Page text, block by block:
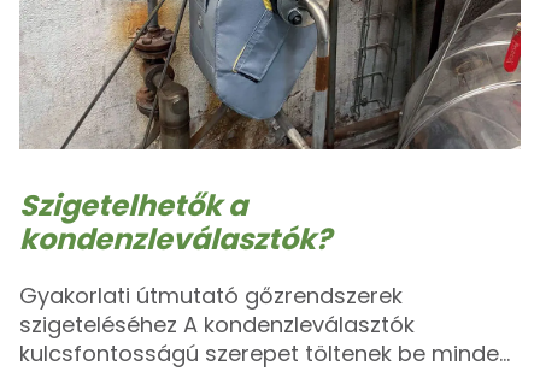
Szigetelhetők a
kondenzleválasztók?
Gyakorlati útmutató gőzrendszerek
szigeteléséhez A kondenzleválasztók
kulcsfontosságú szerepet töltenek be minden